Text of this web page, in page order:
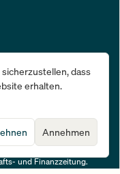
und Finanzen in einer
und Finanzzeitung.
dass
erhalten.
Annehmen